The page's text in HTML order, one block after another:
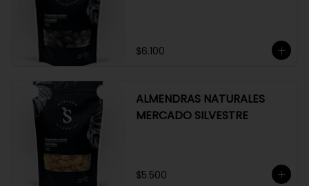
$6.100
ALMENDRAS NATURALES
MERCADO SILVESTRE
$5.500